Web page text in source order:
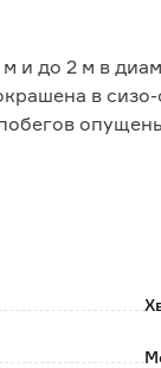
и до 2 м в
в
в течении
хранить при t